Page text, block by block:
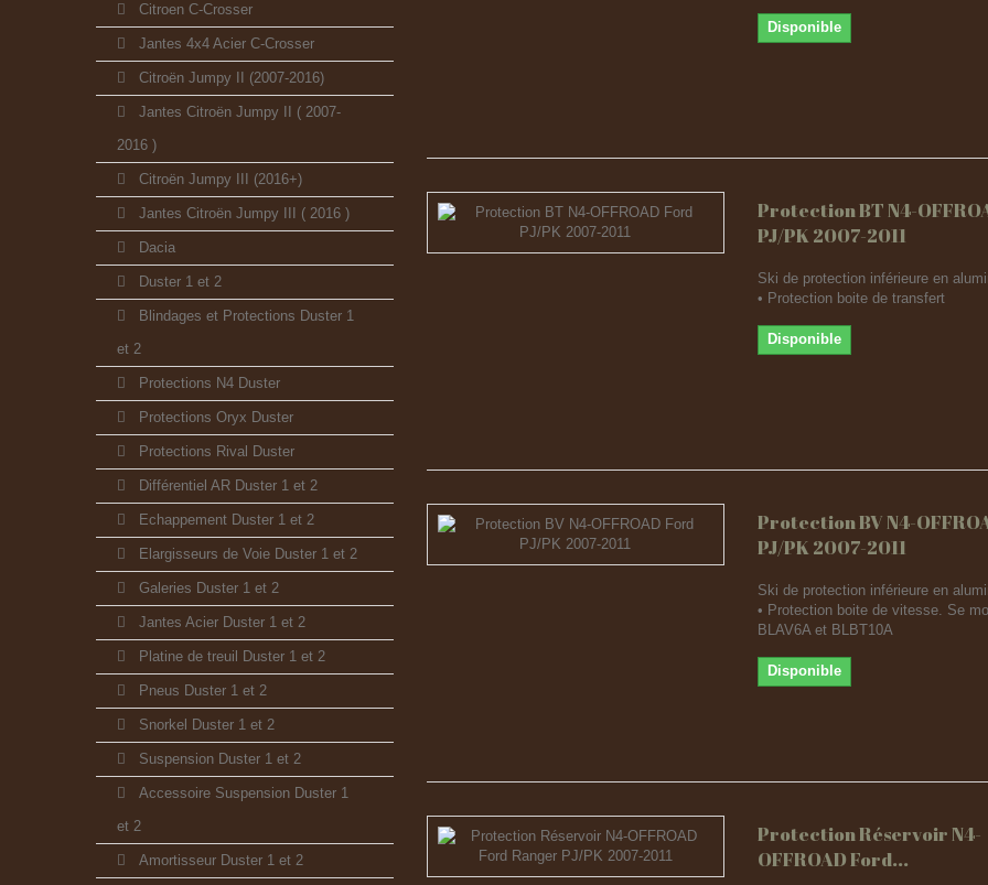
Citroen C-Crosser
Jantes 4x4 Acier C-Crosser
Citroën Jumpy II (2007-2016)
Jantes Citroën Jumpy II ( 2007-
2016 )
Citroën Jumpy III (2016+)
Jantes Citroën Jumpy III ( 2016 )
Dacia
Duster 1 et 2
Blindages et Protections Duster 1
et 2
Protections N4 Duster
Protections Oryx Duster
Protections Rival Duster
Différentiel AR Duster 1 et 2
Echappement Duster 1 et 2
Elargisseurs de Voie Duster 1 et 2
Galeries Duster 1 et 2
Jantes Acier Duster 1 et 2
Platine de treuil Duster 1 et 2
Pneus Duster 1 et 2
Snorkel Duster 1 et 2
Suspension Duster 1 et 2
Accessoire Suspension Duster 1
et 2
Amortisseur Duster 1 et 2
Disponible
Protection BT N4-
PJ/PK 2007-2011
Ski de protection inférieure en
• Protection boite de transfert
Disponible
Protection BV N4-
PJ/PK 2007-2011
Ski de protection inférieure en
• Protection boite de vitesse. Se
BLAV6A et BLBT10A
Disponible
Protection Réservoir N4-
OFFROAD Ford...